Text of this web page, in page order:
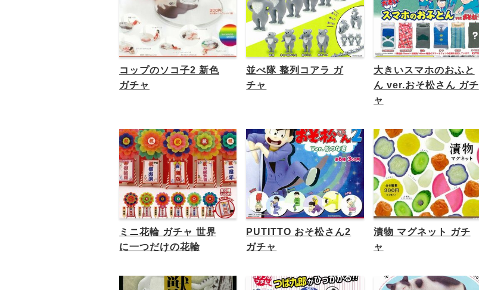
コップのソコ子2 新色
ガチャ
並べ隊 整列コアラ ガ
チャ
大きいスマホのおふと
ん ver.おそ松さん ガチ
ャ
ミニ花輪 ガチャ 世界
に一つだけの花輪
PUTITTO おそ松さん2
ガチャ
漬物 マグネット ガチ
ャ